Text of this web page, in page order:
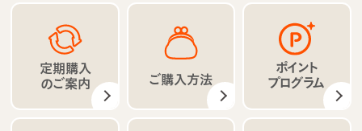
定期購入
のご案内 ご購入方法
ポイント
プログラム